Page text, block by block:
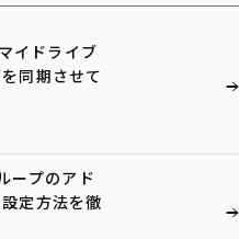
イドライブ
同期させて
ープのアド
定方法を徹